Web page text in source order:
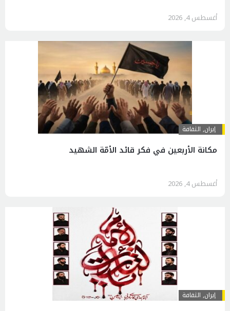
أغسطس 4, 2026
إيران, الثقافة
مكانة الأربعين في فكر قائد الأمّة الشهيد
أغسطس 4, 2026
إيران, الثقافة